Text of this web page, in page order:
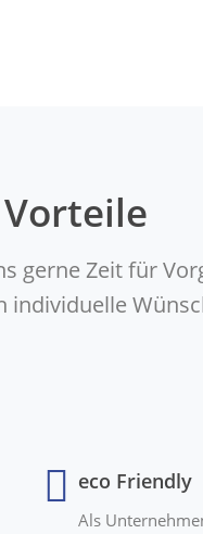
gerne Zeit für
eco Friendly
Als